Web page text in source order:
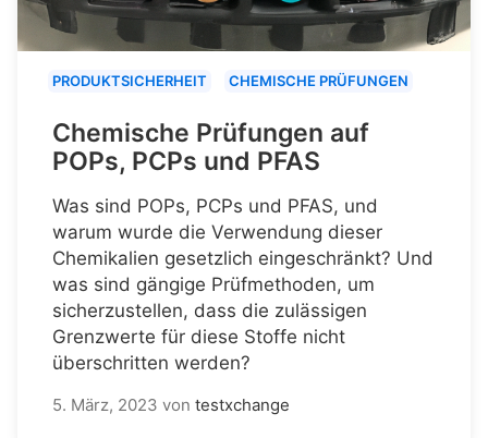
PRODUKTSICHERHEIT CHEMISCHE PRÜFUNGEN
Chemische Prüfungen auf
POPs, PCPs und PFAS
Was sind POPs, PCPs und PFAS, und
warum wurde die Verwendung dieser
Chemikalien gesetzlich eingeschränkt? Und
was sind gängige Prüfmethoden, um
sicherzustellen, dass die zulässigen
Grenzwerte für diese Stoffe nicht
überschritten werden?
5. März, 2023 von testxchange